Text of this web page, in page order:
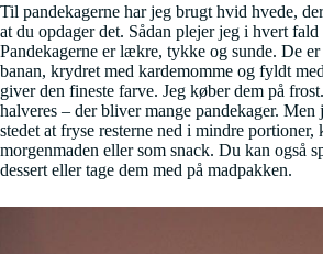
Til pandekagerne har jeg brugt hvid hvede,
at du opdager det. Sådan plejer jeg i hvert fald
Pandekagerne er lækre, tykke og sunde. De
banan, krydret med kardemomme og fyldt
giver den fineste farve. Jeg køber dem på
halveres – der bliver mange pandekager.
stedet at fryse resterne ned i mindre
morgenmaden eller som snack. Du kan også
dessert eller tage dem med på madpakken.